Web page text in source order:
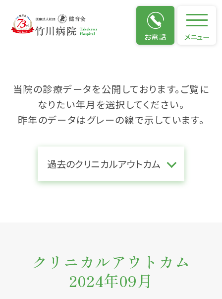
お電話 メニュー
クリニカルアウトカム
当院の診療データを公開しております。ご覧に
なりたい年月を選択してください。
昨年のデータはグレーの線で示しています。
クリニカルアウトカム
2024年09月